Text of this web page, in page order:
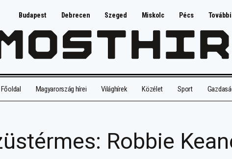
Budapest Debrecen Szeged Miskolc Pécs
Főoldal Magyarország hírei Világhírek Közélet Sport
Robbie